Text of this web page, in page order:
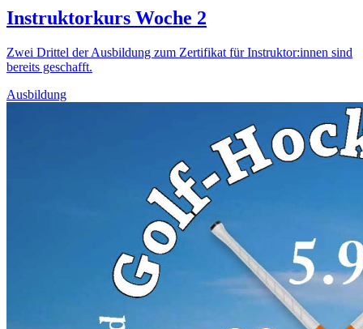
Instruktorkurs Woche 2
Zwei Drittel der Ausbildung zum Zertifikat für Instruktor:innen sind
bereits geschafft.
Ausbildung